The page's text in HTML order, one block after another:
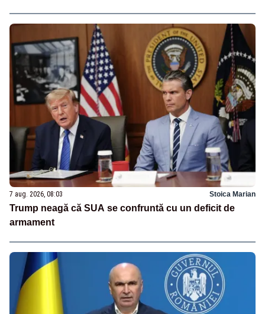
7 aug. 2026, 08:03 Stoica Marian
Trump neagă că SUA se confruntă cu un deficit de
armament